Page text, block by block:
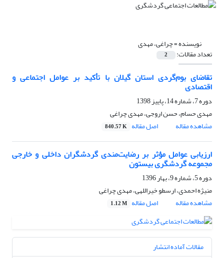
نویسنده =چراغی، مهدی
تعداد مقالات: 2
تقاضای بوم‌گردی استان گیلان با تأکید بر عوامل اجتماعی و
اقتصادی
دوره 7، شماره 14، پاییز 1398
مهدی حسام، حسن اروجی، مهدی چراغی
مشاهده مقاله
اصل مقاله 840.57 K
ارزیابی عوامل مؤثر بر رضایت‌مندی گردشگران داخلی و خارجی
مجموعه گردشگری بیستون
دوره 5، شماره 9، بهار 1396
منیژه احمدی، ارسطو خیراللهی، مهدی چراغی
مشاهده مقاله
اصل مقاله 1.12 M
مقالات آماده انتشار